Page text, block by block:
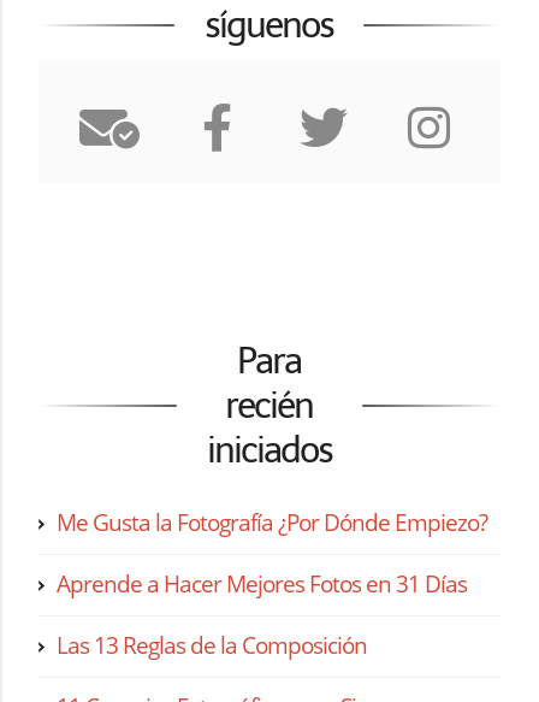
síguenos
Para
recién
iniciados
Me Gusta la Fotografía ¿Por Dónde Empiezo?
Aprende a Hacer Mejores Fotos en 31 Días
Las 13 Reglas de la Composición